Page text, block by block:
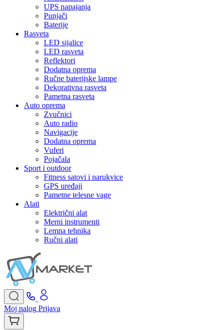
UPS napajanja
Punjači
Baterije
Rasveta
LED sijalice
LED rasveta
Reflektori
Dodatna oprema
Ručne baterijske lampe
Dekorativna rasveta
Pametna rasveta
Auto oprema
Zvučnici
Auto radio
Navigacije
Dodatna oprema
Vuferi
Pojačala
Sport i outdoor
Fitness satovi i narukvice
GPS uređaji
Pametne telesne vage
Alati
Električni alat
Merni instrumenti
Lemna tehnika
Ručni alati
Moj nalog Prijava